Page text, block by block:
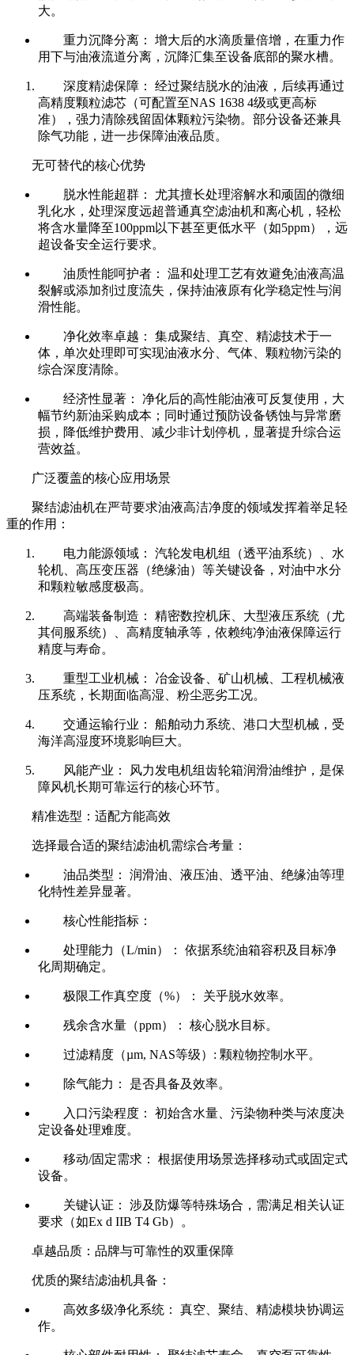
大。
重力沉降分离： 增大后的水滴质量倍增，在重力作
用下与油液流道分离，沉降汇集至设备底部的聚水槽。
深度精滤保障： 经过聚结脱水的油液，后续再通过
高精度颗粒滤芯（可配置至NAS 1638 4级或更高标
准），强力清除残留固体颗粒污染物。部分设备还兼具
除气功能，进一步保障油液品质。
无可替代的核心优势
脱水性能超群： 尤其擅长处理溶解水和顽固的微细
乳化水，处理深度远超普通真空滤油机和离心机，轻松
将含水量降至100ppm以下甚至更低水平（如5ppm），远
超设备安全运行要求。
油质性能呵护者： 温和处理工艺有效避免油液高温
裂解或添加剂过度流失，保持油液原有化学稳定性与润
滑性能。
净化效率卓越： 集成聚结、真空、精滤技术于一
体，单次处理即可实现油液水分、气体、颗粒物污染的
综合深度清除。
经济性显著： 净化后的高性能油液可反复使用，大
幅节约新油采购成本；同时通过预防设备锈蚀与异常磨
损，降低维护费用、减少非计划停机，显著提升综合运
营效益。
广泛覆盖的核心应用场景
聚结滤油机在严苛要求油液高洁净度的领域发挥着举足轻
重的作用：
电力能源领域： 汽轮发电机组（透平油系统）、水
轮机、高压变压器（绝缘油）等关键设备，对油中水分
和颗粒敏感度极高。
高端装备制造： 精密数控机床、大型液压系统（尤
其伺服系统）、高精度轴承等，依赖纯净油液保障运行
精度与寿命。
重型工业机械： 冶金设备、矿山机械、工程机械液
压系统，长期面临高湿、粉尘恶劣工况。
交通运输行业： 船舶动力系统、港口大型机械，受
海洋高湿度环境影响巨大。
风能产业： 风力发电机组齿轮箱润滑油维护，是保
障风机长期可靠运行的核心环节。
精准选型：适配方能高效
选择最合适的聚结滤油机需综合考量：
油品类型： 润滑油、液压油、透平油、绝缘油等理
化特性差异显著。
核心性能指标：
处理能力（L/min）： 依据系统油箱容积及目标净
化周期确定。
极限工作真空度（%）： 关乎脱水效率。
残余含水量（ppm）： 核心脱水目标。
过滤精度（µm, NAS等级）: 颗粒物控制水平。
除气能力： 是否具备及效率。
入口污染程度： 初始含水量、污染物种类与浓度决
定设备处理难度。
移动/固定需求： 根据使用场景选择移动式或固定式
设备。
关键认证： 涉及防爆等特殊场合，需满足相关认证
要求（如Ex d IIB T4 Gb）。
卓越品质：品牌与可靠性的双重保障
优质的聚结滤油机具备：
高效多级净化系统： 真空、聚结、精滤模块协调运
作。